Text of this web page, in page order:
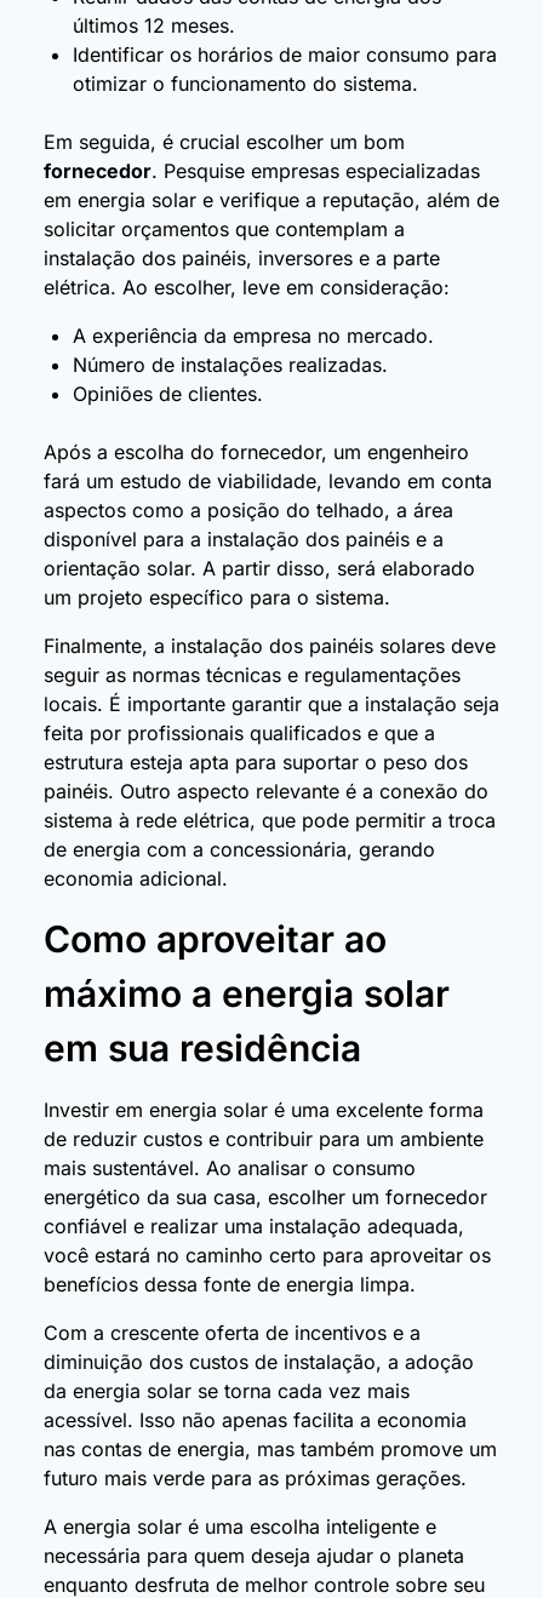
últimos 12 meses.
Identificar os horários de maior consumo para
otimizar o funcionamento do sistema.
Em seguida, é crucial escolher um bom
fornecedor. Pesquise empresas especializadas
em energia solar e verifique a reputação, além de
solicitar orçamentos que contemplam a
instalação dos painéis, inversores e a parte
elétrica. Ao escolher, leve em consideração:
A experiência da empresa no mercado.
Número de instalações realizadas.
Opiniões de clientes.
Após a escolha do fornecedor, um engenheiro
fará um estudo de viabilidade, levando em conta
aspectos como a posição do telhado, a área
disponível para a instalação dos painéis e a
orientação solar. A partir disso, será elaborado
um projeto específico para o sistema.
Finalmente, a instalação dos painéis solares deve
seguir as normas técnicas e regulamentações
locais. É importante garantir que a instalação seja
feita por profissionais qualificados e que a
estrutura esteja apta para suportar o peso dos
painéis. Outro aspecto relevante é a conexão do
sistema à rede elétrica, que pode permitir a troca
de energia com a concessionária, gerando
economia adicional.
Como aproveitar ao
máximo a energia solar
em sua residência
Investir em energia solar é uma excelente forma
de reduzir custos e contribuir para um ambiente
mais sustentável. Ao analisar o consumo
energético da sua casa, escolher um fornecedor
confiável e realizar uma instalação adequada,
você estará no caminho certo para aproveitar os
benefícios dessa fonte de energia limpa.
Com a crescente oferta de incentivos e a
diminuição dos custos de instalação, a adoção
da energia solar se torna cada vez mais
acessível. Isso não apenas facilita a economia
nas contas de energia, mas também promove um
futuro mais verde para as próximas gerações.
A energia solar é uma escolha inteligente e
necessária para quem deseja ajudar o planeta
enquanto desfruta de melhor controle sobre seu